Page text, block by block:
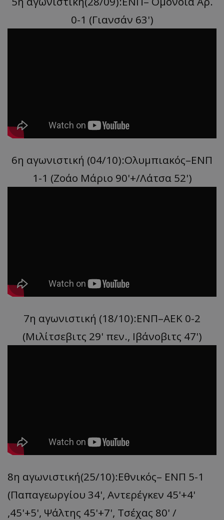
0-1 (Γιανσάν 63')
6η αγωνιστική (04/10):Ολυμπιακός–ΕΝΠ
1-1 (Ζοάο Μάριο 90'+/Λάτσα 52')
7η αγωνιστική (18/10):ΕΝΠ–ΑΕΚ 0-2
(Μιλίτσεβιτς 29' πεν., Ιβάνοβιτς 47')
8η αγωνιστική(25/10):Εθνικός– ΕΝΠ 5-1
(Παπαγεωργίου 34', Αντερέγκεν 45'+4'
,45'+5', Ψάλτης 45'+7', Τσέχας 80' /